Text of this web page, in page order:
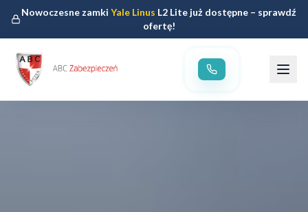
Nowoczesne zamkiYale Linus L2 Lite już dostępne – sprawdź
ofertę!